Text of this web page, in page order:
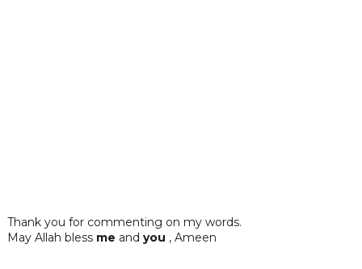
Thank you for commenting on my words.
May Allah bless me and you , Ameen